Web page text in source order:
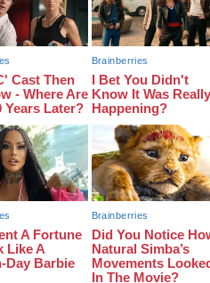
загинув 28-річний захисник зі
Сміли
дорогу водії двох ВАЗів